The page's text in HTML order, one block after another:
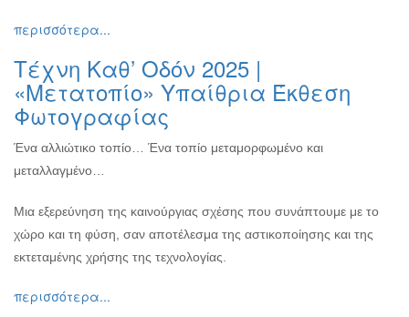
Διάφορες
Εκδηλώσεις
για
Παιδιά
Άλλες
Εκδηλώσεις
ΤΟΠΟΣ
περισσότερα...
Τέχνη Καθ’ Οδόν 2025 |
«Μετατοπίο» Υπαίθρια Έκθεση
Φωτογραφίας
Ένα αλλιώτικο τοπίο… Ένα τοπίο μεταμορφωμένο και
μεταλλαγμένο…
Μια εξερεύνηση της καινούργιας σχέσης που συνάπτουμε με το
χώρο και τη φύση, σαν αποτέλεσμα της αστικοποίησης και της
εκτεταμένης χρήσης της τεχνολογίας.
περισσότερα...